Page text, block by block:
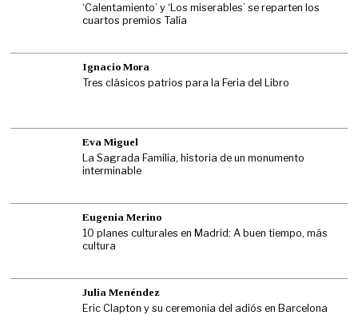
‘Calentamiento’ y ‘Los miserables’ se reparten los
cuartos premios Talía
Ignacio Mora
Tres clásicos patrios para la Feria del Libro
Eva Miguel
La Sagrada Familia, historia de un monumento
interminable
Eugenia Merino
10 planes culturales en Madrid: A buen tiempo, más
cultura
Julia Menéndez
Eric Clapton y su ceremonia del adiós en Barcelona